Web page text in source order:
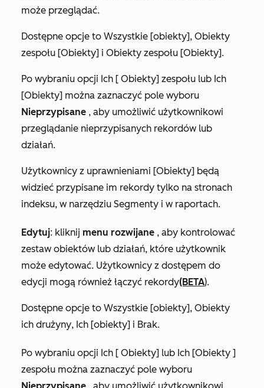
może przeglądać.
Dostępne opcje to Wszystkie [obiekty], Obiekty
zespołu [Obiekty] i Obiekty zespołu [Obiekty].
Po wybraniu opcji Ich [ Obiekty] zespołu lub Ich
[Obiekty] można zaznaczyć pole wyboru
Nieprzypisane , aby umożliwić użytkownikowi
przeglądanie nieprzypisanych rekordów lub
działań.
Użytkownicy z uprawnieniami [Obiekty] będą
widzieć przypisane im rekordy tylko na stronach
indeksu, w narzędziu Segmenty i w raportach.
Edytuj: kliknij menu rozwijane , aby kontrolować
zestaw obiektów lub działań, które użytkownik
może edytować. Użytkownicy z dostępem do
edycji mogą również łączyć rekordy(BETA).
Dostępne opcje to Wszystkie [obiekty], Obiekty
ich drużyny, Ich [obiekty] i Brak.
Po wybraniu opcji Ich [ Obiekty] lub Ich [Obiekty ]
zespołu można zaznaczyć pole wyboru